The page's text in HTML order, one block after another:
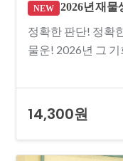
NEW 2026년 재물
정확한 판단! 정확
물운! 2026년 그
14,300원